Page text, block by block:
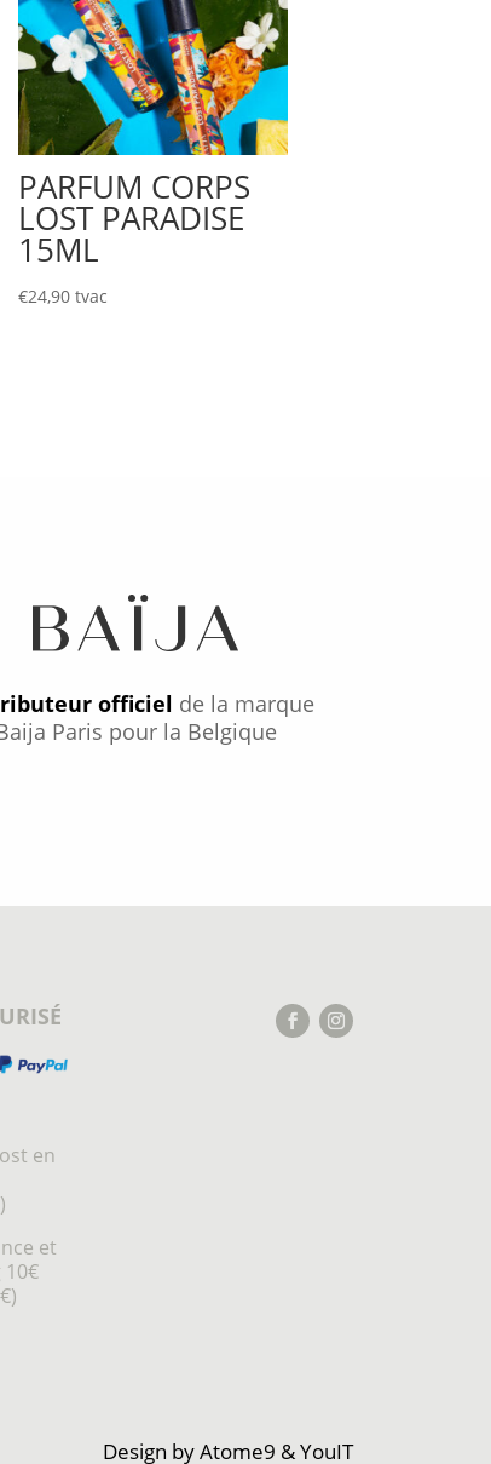
PARFUM CORPS
LOST PARADISE
15ML
€24,90 tvac
officiel de la marque
Paris pour la Belgique
en
et
Design byAtome9 &YouIT